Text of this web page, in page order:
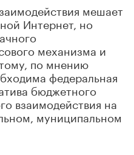
мешает
Интернет, но
механизма и
по мнению
федеральная
бюджетного
взаимодействия на
муниципальном